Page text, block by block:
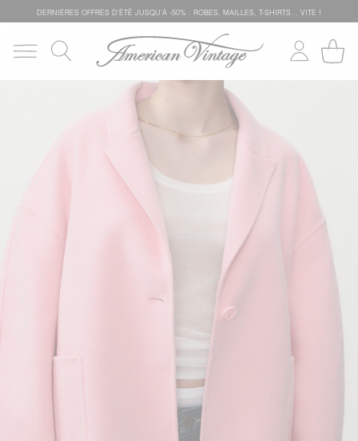
DERNIÈRES OFFRES D'ÉTÊ JUSQU'À -50% : ROBES, MAILLES, T-SHIRTS... VITE !